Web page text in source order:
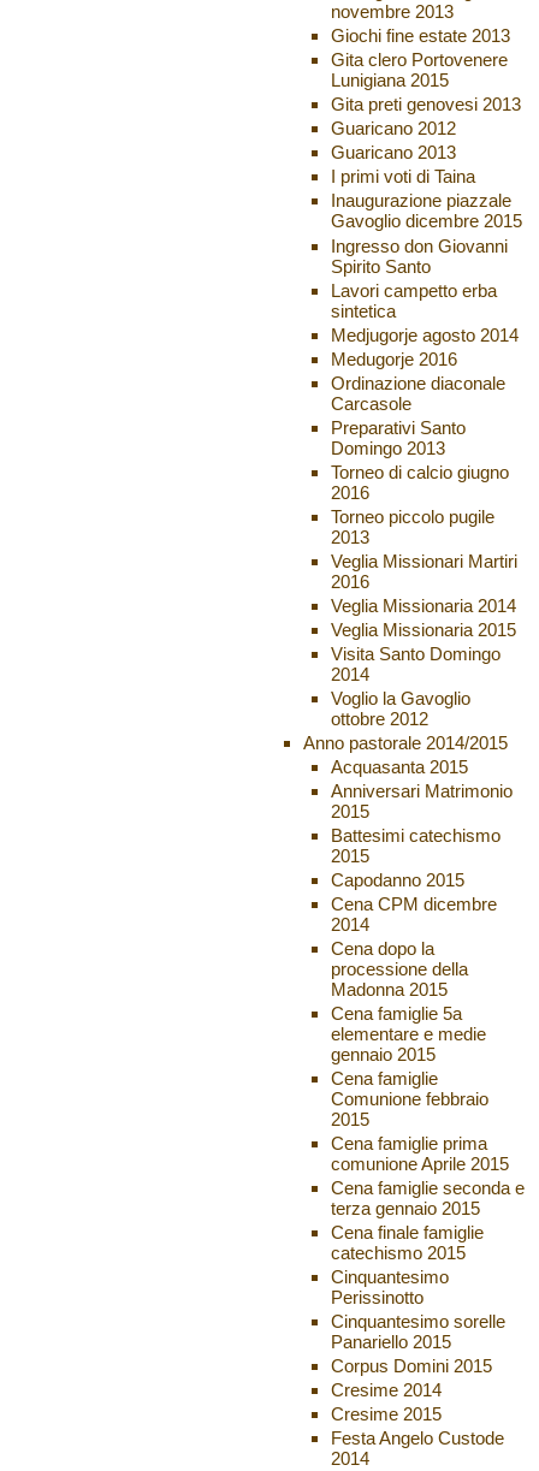
novembre 2013
Giochi fine estate 2013
Gita clero Portovenere
Lunigiana 2015
Gita preti genovesi 2013
Guaricano 2012
Guaricano 2013
I primi voti di Taina
Inaugurazione piazzale
Gavoglio dicembre 2015
Ingresso don Giovanni
Spirito Santo
Lavori campetto erba
sintetica
Medjugorje agosto 2014
Medugorje 2016
Ordinazione diaconale
Carcasole
Preparativi Santo
Domingo 2013
Torneo di calcio giugno
2016
Torneo piccolo pugile
2013
Veglia Missionari Martiri
2016
Veglia Missionaria 2014
Veglia Missionaria 2015
Visita Santo Domingo
2014
Voglio la Gavoglio
ottobre 2012
Anno pastorale 2014/2015
Acquasanta 2015
Anniversari Matrimonio
2015
Battesimi catechismo
2015
Capodanno 2015
Cena CPM dicembre
2014
Cena dopo la
processione della
Madonna 2015
Cena famiglie 5a
elementare e medie
gennaio 2015
Cena famiglie
Comunione febbraio
2015
Cena famiglie prima
comunione Aprile 2015
Cena famiglie seconda e
terza gennaio 2015
Cena finale famiglie
catechismo 2015
Cinquantesimo
Perissinotto
Cinquantesimo sorelle
Panariello 2015
Corpus Domini 2015
Cresime 2014
Cresime 2015
Festa Angelo Custode
2014